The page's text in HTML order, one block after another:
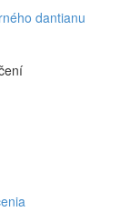
dantianu